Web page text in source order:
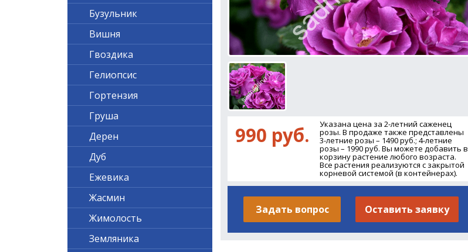
990 руб. Указана цена за 2-летний саженец
розы. В продаже также представлены
3-летние розы – 1490 руб.; 4-летние
розы – 1990 руб. Вы можете добавить в
корзину растение любого возраста.
Все растения реализуются с закрытой
корневой системой (в контейнерах).
Задать вопрос Оставить заявку
Бузульник
Вишня
Гвоздика
Гелиопсис
Гортензия
Груша
Дерен
Дуб
Ежевика
Жасмин
Жимолость
Земляника